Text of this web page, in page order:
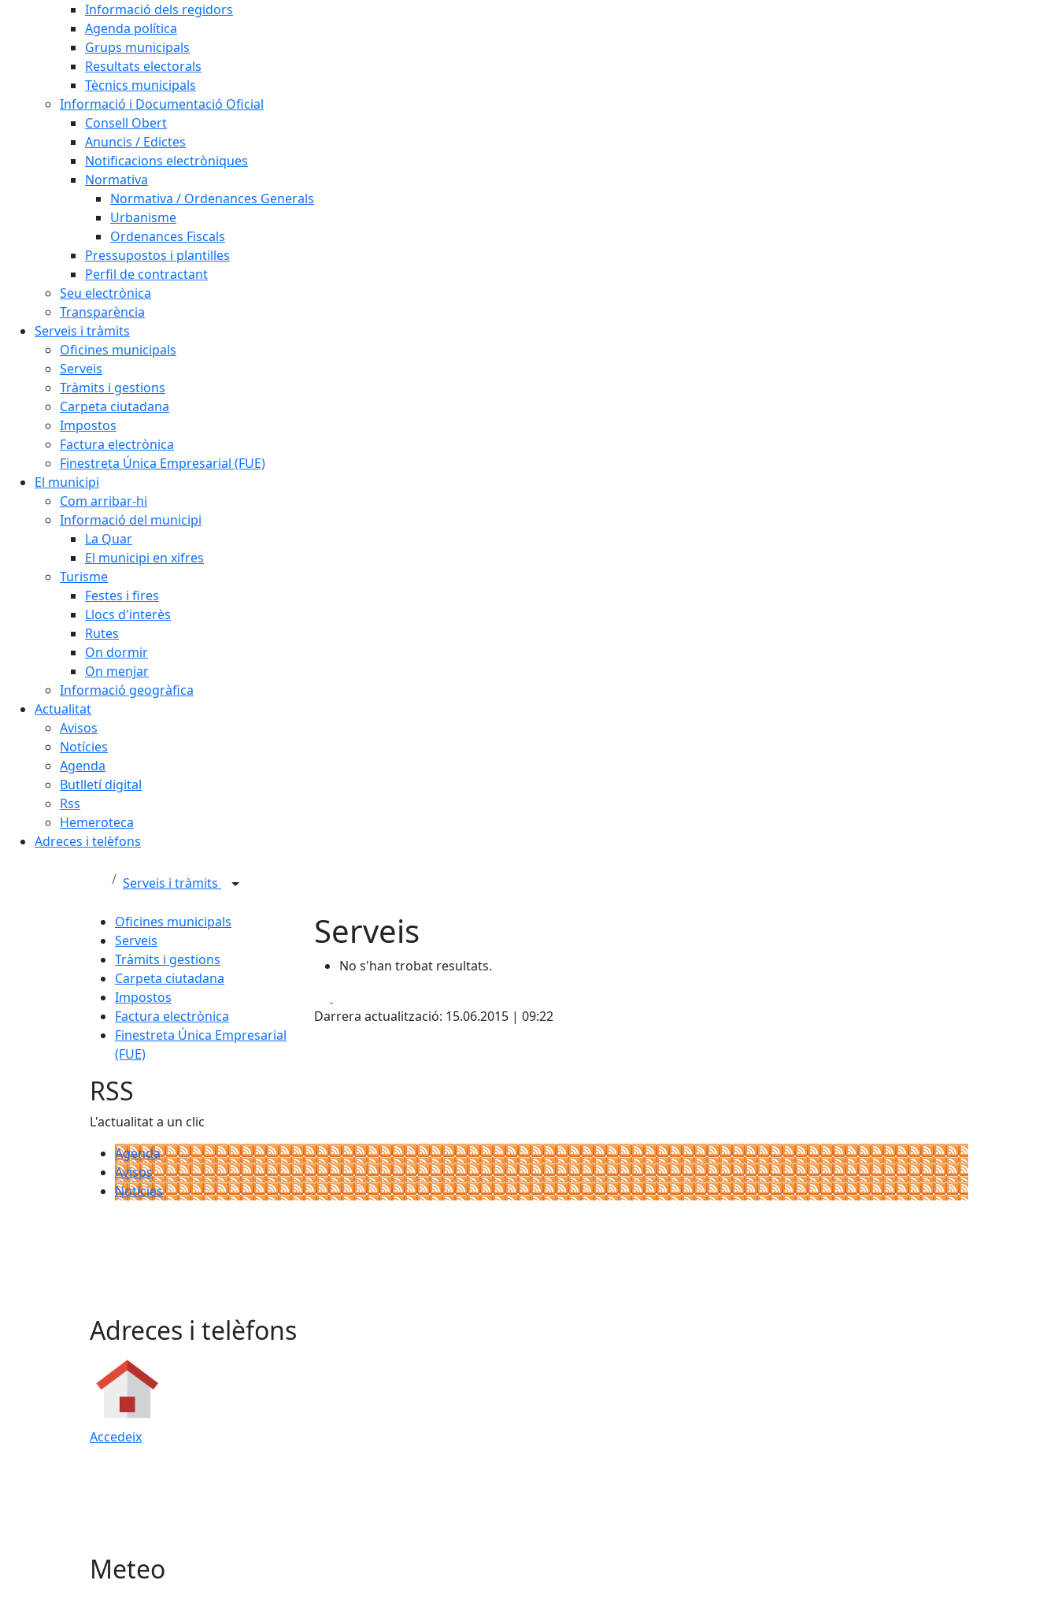
Informació dels regidors
Agenda política
Grups municipals
Resultats electorals
Tècnics municipals
Informació i Documentació Oficial
Consell Obert
Anuncis / Edictes
Notificacions electròniques
Normativa
Normativa / Ordenances Generals
Urbanisme
Ordenances Fiscals
Pressupostos i plantilles
Perfil de contractant
Seu electrònica
Transparència
Serveis i tràmits
Oficines municipals
Serveis
Tràmits i gestions
Carpeta ciutadana
Impostos
Factura electrònica
Finestreta Única Empresarial (FUE)
El municipi
Com arribar-hi
Informació del municipi
La Quar
El municipi en xifres
Turisme
Festes i fires
Llocs d'interès
Rutes
On dormir
On menjar
Informació geogràfica
Actualitat
Avisos
Notícies
Agenda
Butlletí digital
Rss
Hemeroteca
Adreces i telèfons
Serveis i tràmits
Oficines municipals
Serveis
Tràmits i gestions
Carpeta ciutadana
Impostos
Factura electrònica
Finestreta Única Empresarial
(FUE)
Serveis
No s'han trobat resultats.
Darrera actualització: 15.06.2015 | 09:22
RSS
L'actualitat a un clic
Agenda
Avisos
Notícies
Adreces i telèfons
Accedeix
Meteo